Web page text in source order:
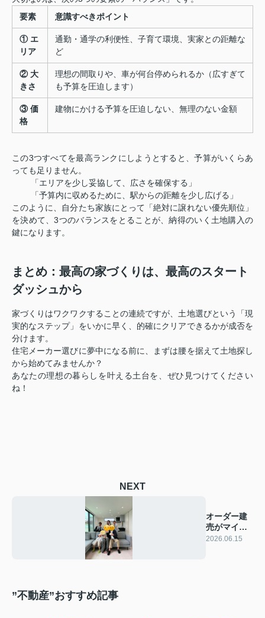
要素
意識すべきポイント
① エ
リア
通勤・通学の利便性、子育て環境、実家との距離な
ど
② 大
きさ
理想の間取りや、車が何台停められるか（広すぎて
も予算を圧迫します）
③ 価
格
建物にかける予算を圧迫しない、無理のない金額
この3つすべてを最高ランクにしようとすると、予算がいくらあ
っても足りません。
「エリアを少し妥協して、広さを確保する」
「予算内に収めるために、駅からの距離を少し広げる」
このように、自分たち家族にとって「絶対に譲れない優先順位」
を決めて、3つのバランスをとることが、納得のいく土地購入の
鍵になります。
まとめ：最高の家づくりは、最高のスタート
ダッシュから
家づくりはワクワクすることの連続ですが、土地選びという「現
実的なステップ」をいかに早く、的確にクリアできるかが成否を
分けます。
住宅メーカー選びに夢中になる前に、まずは腰を据えて土地探し
から始めてみませんか？
あなたの理想の暮らしを叶える土台を、ぜひ見つけてください
ね！
NEXT
オーダー建
売がマイブ
ーム！
2026.06.15
”不動産”おすすめ記事